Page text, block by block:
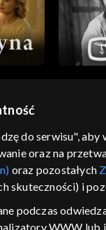
jest
ŁĄCZYSZ SIĘ
polityka
do serwisu",
oraz na
oraz pozostałych
skuteczności) i
podczas
WWW lub